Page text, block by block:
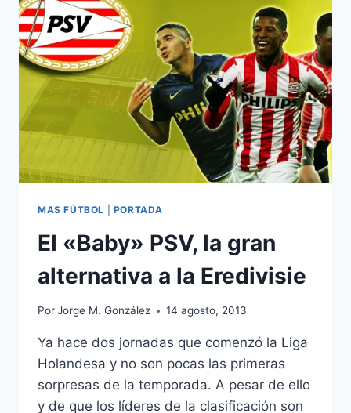
MAS FÚTBOL PORTADA
El «Baby» PSV, la gran
alternativa a la Eredivisie
PorJorge M. González 14 agosto, 2013
Ya hace dos jornadas que comenzó la Liga
Holandesa y no son pocas las primeras
sorpresas de la temporada. A pesar de ello
y de que los líderes de la clasificación son